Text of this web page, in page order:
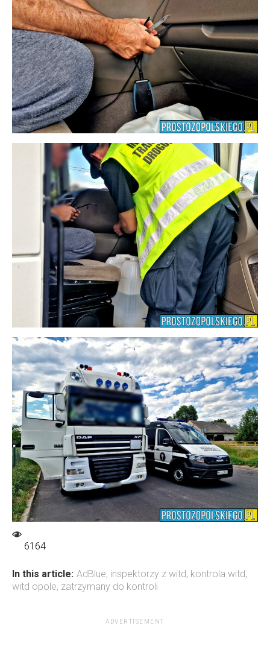
6164
In this article: AdBlue, inspektorzy z witd, kontrola witd,
witd opole, zatrzymany do kontroli
ADVERTISEMENT